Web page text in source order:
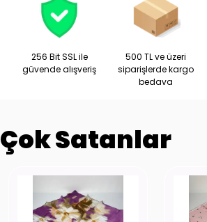
256 Bit SSL ile
güvende alışveriş
500 TL ve üzeri
siparişlerde kargo
bedava
Çok Satanlar